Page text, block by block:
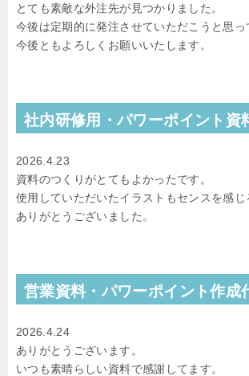
とても素敵な外注先が見つかりました。
今後は定期的に発注させていただこうと思っ
今後ともよろしくお願いいたします。
社内研修用・パワーポイント資
2026.4.23
資料のつくりがとてもよかったです。
使用していただいたイラストもセンスを感じ
ありがとうございました。
営業資料・パワーポイント作成
2026.4.24
ありがとうございます。
いつも素晴らしい資料で感謝してます。